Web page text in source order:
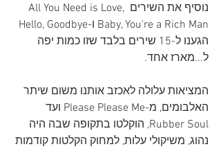
נוסיף את השירים All You Need is Love,
הגענו ל-15 שירים בלבד שזו כמות יפה
ל...מארז אחד.
המציאות עלולה לאכזב אותנו משום שיתר
האלבומים, מ-Please Please Me ועד
Rubber Soul, הוקלטו בתקופה שבה היה
נהוג, משיקולי עלות, למחוק הקלטות קודמות